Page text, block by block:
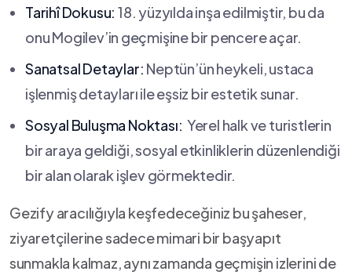
Tarihî Dokusu: 18. yüzyılda inşa edilmiştir, bu da
onu Mogilev’in⁢ geçmişine bir⁣ pencere açar.
Sanatsal Detaylar: Neptün’ün ⁢heykeli, ustaca⁣
işlenmiş detayları⁣ ile eşsiz bir estetik ‍sunar.
Sosyal‍ Buluşma Noktası: ⁣ Yerel halk ve turistlerin
bir araya geldiği, sosyal etkinliklerin düzenlendiği
bir alan olarak işlev görmektedir.
Gezify aracılığıyla ‌keşfedeceğiniz bu⁤ şaheser,
ziyaretçilerine sadece ⁣mimari bir ‌başyapıt
⁤sunmakla kalmaz, ‍aynı zamanda geçmişin izlerini de